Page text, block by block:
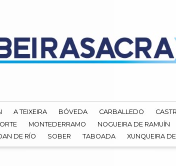
A TEIXEIRA BÓVEDA CARBALLEDO
MONTEDERRAMO NOGUEIRA DE RAMUÍN
DE RÍO SOBER TABOADA XUNQUEIRA